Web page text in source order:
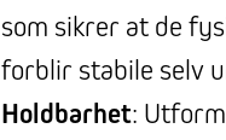
som sikrer at de
forblir stabile selv
Holdbarhet: